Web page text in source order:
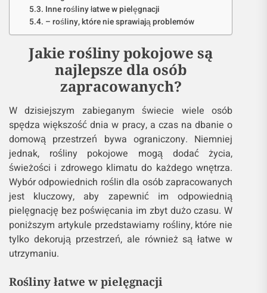
Inne rośliny łatwe w pielęgnacji
– rośliny, które nie sprawiają problemów
Jakie rośliny pokojowe są
najlepsze dla osób
zapracowanych?
W dzisiejszym zabieganym świecie wiele osób
spędza większość dnia w pracy, a czas na dbanie o
domową przestrzeń bywa ograniczony. Niemniej
jednak, rośliny pokojowe mogą dodać życia,
świeżości i zdrowego klimatu do każdego wnętrza.
Wybór odpowiednich roślin dla osób zapracowanych
jest kluczowy, aby zapewnić im odpowiednią
pielęgnację bez poświęcania im zbyt dużo czasu. W
poniższym artykule przedstawiamy rośliny, które nie
tylko dekorują przestrzeń, ale również są łatwe w
utrzymaniu.
Rośliny łatwe w pielęgnacji